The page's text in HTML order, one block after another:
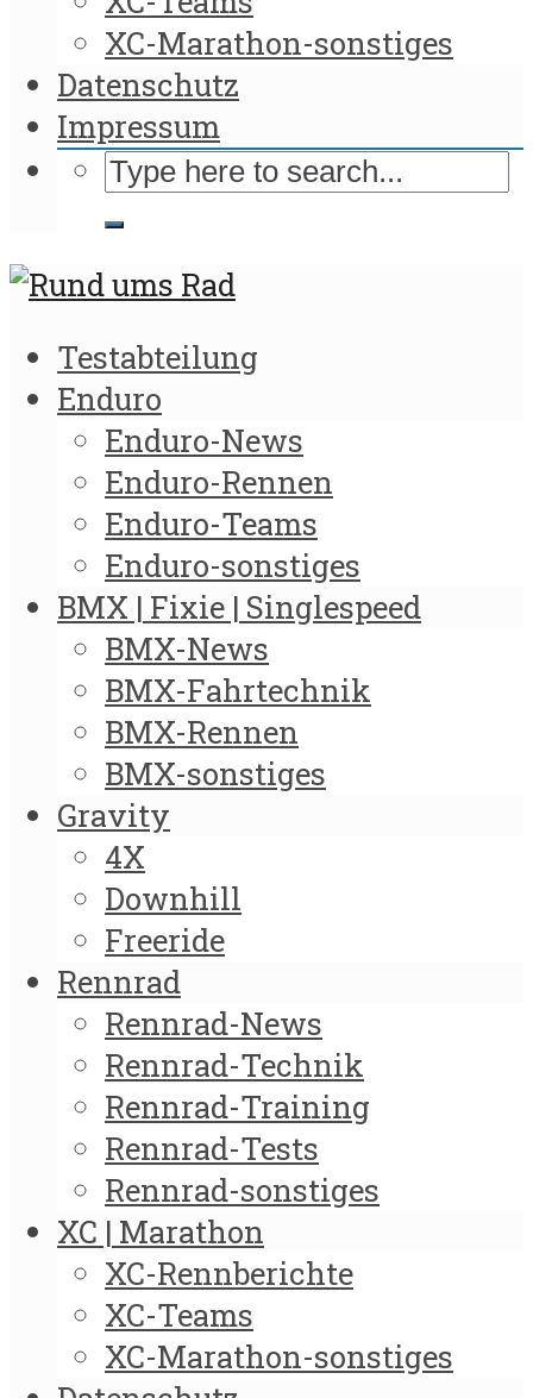
XC-Marathon-sonstiges
Datenschutz
Impressum
Testabteilung
Enduro
Enduro-News
Enduro-Rennen
Enduro-Teams
Enduro-sonstiges
BMX | Fixie | Singlespeed
BMX-News
BMX-Fahrtechnik
BMX-Rennen
BMX-sonstiges
Gravity
4X
Downhill
Freeride
Rennrad
Rennrad-News
Rennrad-Technik
Rennrad-Training
Rennrad-Tests
Rennrad-sonstiges
XC | Marathon
XC-Rennberichte
XC-Teams
XC-Marathon-sonstiges